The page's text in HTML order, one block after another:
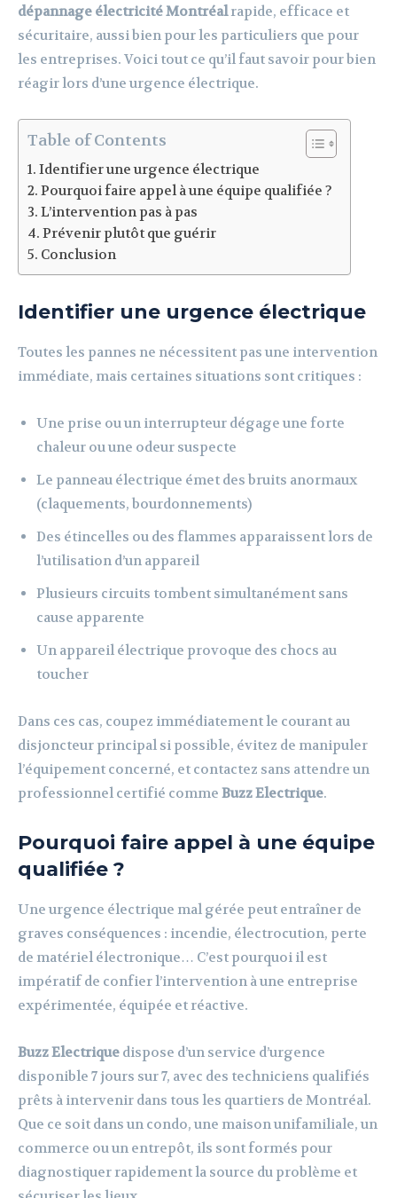
dépannage électricité Montréalrapide, efficace et
sécuritaire, aussi bien pour les particuliers que pour
les entreprises. Voici tout ce qu’il faut savoir pour bien
réagir lors d’une urgence électrique.
Table of Contents
Identifier une urgence électrique
Pourquoi faire appel à une équipe qualifiée ?
L’intervention pas à pas
Prévenir plutôt que guérir
Conclusion
Identifier une urgence électrique
Toutes les pannes ne nécessitent pas une intervention
immédiate, mais certaines situations sont critiques :
Une prise ou un interrupteur dégage une forte
chaleur ou une odeur suspecte
Le panneau électrique émet des bruits anormaux
(claquements, bourdonnements)
Des étincelles ou des flammes apparaissent lors de
l’utilisation d’un appareil
Plusieurs circuits tombent simultanément sans
cause apparente
Un appareil électrique provoque des chocs au
toucher
Dans ces cas, coupez immédiatement le courant au
disjoncteur principal si possible, évitez de manipuler
l’équipement concerné, et contactez sans attendre un
professionnel certifié comme Buzz Electrique.
Pourquoi faire appel à une équipe
qualifiée ?
Une urgence électrique mal gérée peut entraîner de
graves conséquences : incendie, électrocution, perte
de matériel électronique… C’est pourquoi il est
impératif de confier l’intervention à une entreprise
expérimentée, équipée et réactive.
Buzz Electrique dispose d’un service d’urgence
disponible 7 jours sur 7, avec des techniciens qualifiés
prêts à intervenir dans tous les quartiers de Montréal.
Que ce soit dans un condo, une maison unifamiliale, un
commerce ou un entrepôt, ils sont formés pour
diagnostiquer rapidement la source du problème et